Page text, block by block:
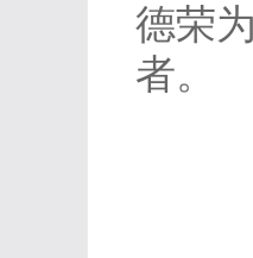
德荣
者。